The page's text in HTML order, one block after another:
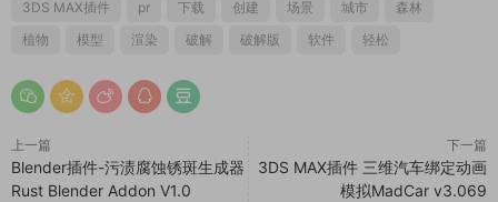
3DS MAX插件 pr 下载 创建 场景 城市
森林
植物
模型 渲染 破解 破解版 软件 轻松
上一篇
Blender插件-污渍腐蚀锈斑生成器
Rust Blender Addon V1.0
下一篇
3DS MAX插件 三维汽车绑定动画
模拟MadCar v3.069